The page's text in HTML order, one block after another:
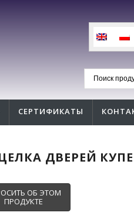
СЕРТИФИКАТЫ
ДВЕРЕЙ КУПЕ